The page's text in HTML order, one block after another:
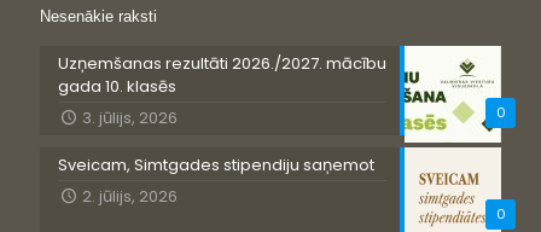
Nesenākie raksti
0
Uzņemšanas rezultāti 2026./2027. mācību
gada 10. klasēs
3. jūlijs, 2026
0
Sveicam, Simtgades stipendiju saņemot
2. jūlijs, 2026